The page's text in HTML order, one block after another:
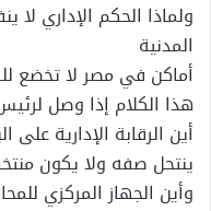
ولماذا الحكم الإداري لا
المدنية
أماكن في مصر لا تخضع
هذا الكلام إذا وصل
أين الرقابة الإدارية
ينتحل صفه ولا يكون
وأين الجهاز المركزي